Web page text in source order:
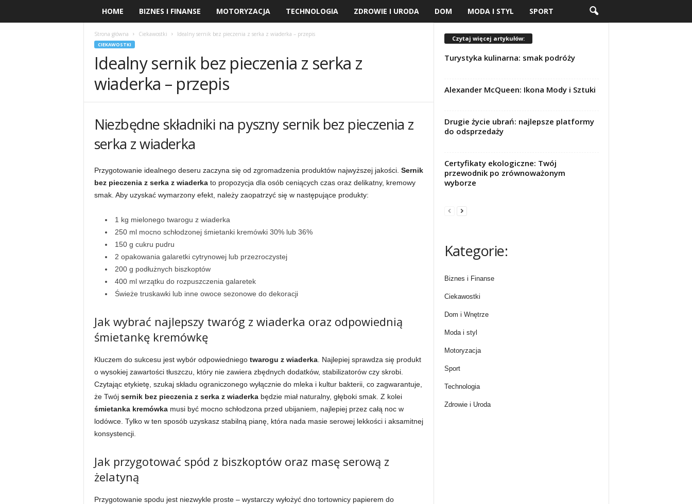
HOME BIZNES I FINANSE MOTORYZACJA TECHNOLOGIA ZDROWIE I URODA DOM MODA I STYL SPORT
Strona główna Ciekawostki Idealny sernik bez pieczenia z serka z wiaderka – przepis
CIEKAWOSTKI
Idealny sernik bez pieczenia z serka z
wiaderka – przepis
Niezbędne składniki na pyszny sernik bez pieczenia z
serka z wiaderka
Przygotowanie idealnego deseru zaczyna się od zgromadzenia produktów najwyższej jakości. Sernik
bez pieczenia z serka z wiaderkato propozycja dla osób ceniących czas oraz delikatny, kremowy
smak. Aby uzyskać wymarzony efekt, należy zaopatrzyć się w następujące produkty:
1 kg mielonego twarogu z wiaderka
250 ml mocno schłodzonej śmietanki kremówki 30% lub 36%
150 g cukru pudru
2 opakowania galaretki cytrynowej lub przezroczystej
200 g podłużnych biszkoptów
400 ml wrzątku do rozpuszczenia galaretek
Świeże truskawki lub inne owoce sezonowe do dekoracji
Jak wybrać najlepszy twaróg z wiaderka oraz odpowiednią
śmietankę kremówkę
Kluczem do sukcesu jest wybór odpowiedniego twarogu z wiaderka. Najlepiej sprawdza się produkt
o wysokiej zawartości tłuszczu, który nie zawiera zbędnych dodatków, stabilizatorów czy skrobi.
Czytając etykietę, szukaj składu ograniczonego wyłącznie do mleka i kultur bakterii, co zagwarantuje,
że Twój sernik bez pieczenia z serka z wiaderkabędzie miał naturalny, głęboki smak. Z kolei
śmietanka kremówkamusi być mocno schłodzona przed ubijaniem, najlepiej przez całą noc w
lodówce. Tylko w ten sposób uzyskasz stabilną pianę, która nada masie serowej lekkości i aksamitnej
konsystencji.
Jak przygotować spód z biszkoptów oraz masę serową z
żelatyną
Przygotowanie spodu jest niezwykle proste – wystarczy wyłożyć dno tortownicy papierem do
Czytaj więcej artykułów:
Turystyka kulinarna: smak podróży
Alexander McQueen: Ikona Mody i Sztuki
Drugie życie ubrań: najlepsze platformy
do odsprzedaży
Certyfikaty ekologiczne: Twój
przewodnik po zrównoważonym
wyborze
Kategorie:
Biznes i Finanse
Ciekawostki
Dom i Wnętrze
Moda i styl
Motoryzacja
Sport
Technologia
Zdrowie i Uroda